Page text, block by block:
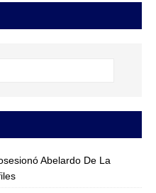
Abelardo De La